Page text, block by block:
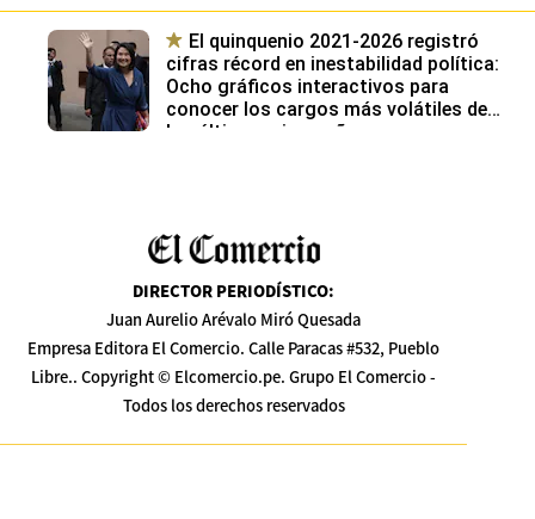
El quinquenio 2021-2026 registró
cifras récord en inestabilidad política:
Ocho gráficos interactivos para
conocer los cargos más volátiles de
los últimos cinco años
DIRECTOR PERIODÍSTICO:
Juan Aurelio Arévalo Miró Quesada
Empresa Editora El Comercio. Calle Paracas #532, Pueblo
Libre.. Copyright © Elcomercio.pe. Grupo El Comercio -
Todos los derechos reservados